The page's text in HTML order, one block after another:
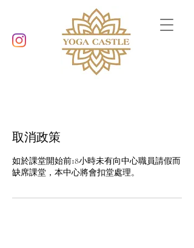
取消政策
如於課堂開始前18小時未有向中心職員請假而
缺席課堂，本中心將會扣堂處理。